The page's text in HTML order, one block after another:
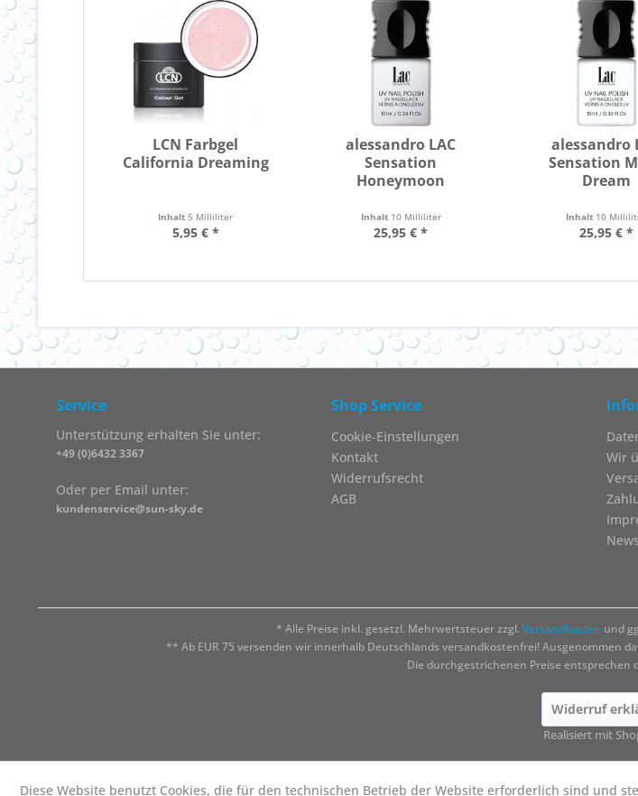
LCN Farbgel
California Dreaming
Inhalt5 Milliliter
5,95 € *
alessandro LAC
Sensation
Honeymoon
Inhalt 10 Milliliter
25,95 € *
alessandro
Sensation
Dream
Inhalt 10
25,95 € *
Service
Unterstützung erhalten Sie unter:
+49 (0)6432 3367
Oder per Email unter:
kundenservice@sun-sky.de
Shop Service
Cookie-Einstellungen
Kontakt
Widerrufsrecht
AGB
Wir
* Alle Preise inkl. gesetzl. Mehrwertsteuer zzgl. Versandkosten und
** Ab EUR 75 versenden wir innerhalb Deutschlands versandkostenfrei! Ausgenommen
Die durchgestrichenen Preise entsprechen
Widerruf
Realisiert mit
Diese Website benutzt Cookies, die für den technischen Betrieb der Website erforderlich sind und